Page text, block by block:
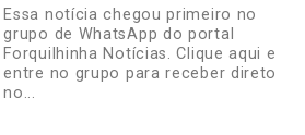
Essa notícia chegou primeiro no
grupo de WhatsApp do portal
Forquilhinha Notícias. Clique aqui e
entre no grupo para receber direto
no...